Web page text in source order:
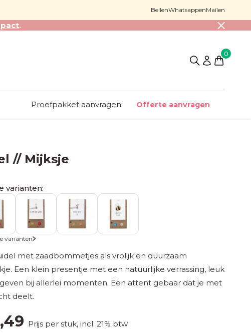
BellenWhatsappenMailen
.
0
Proefpakket aanvragen Offerte aanvragen
// Mijksje
varianten:
varianten
met zaadbommetjes als vrolijk en duurzaam
Een klein presentje met een natuurlijke verrassing, leuk
bij allerlei momenten. Een attent gebaar dat je met
deelt.
Prijs per stuk, incl. 21% btw